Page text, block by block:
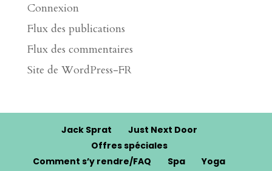
Connexion
Flux des publications
Flux des commentaires
Site de WordPress-FR
Jack Sprat
Just Next Door
Offres spéciales
Comment s’y rendre/FAQ
Spa Yoga